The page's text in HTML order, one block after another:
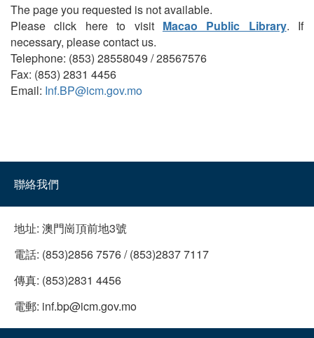
The page you requested is not available.
Please click here to visit Macao Public Library. If
necessary, please contact us.
Telephone: (853) 28558049 / 28567576
Fax: (853) 2831 4456
Email: Inf.BP@icm.gov.mo
聯絡我們
地址: 澳門崗頂前地3號
電話: (853)2856 7576 / (853)2837 7117
傳真: (853)2831 4456
電郵: inf.bp@icm.gov.mo